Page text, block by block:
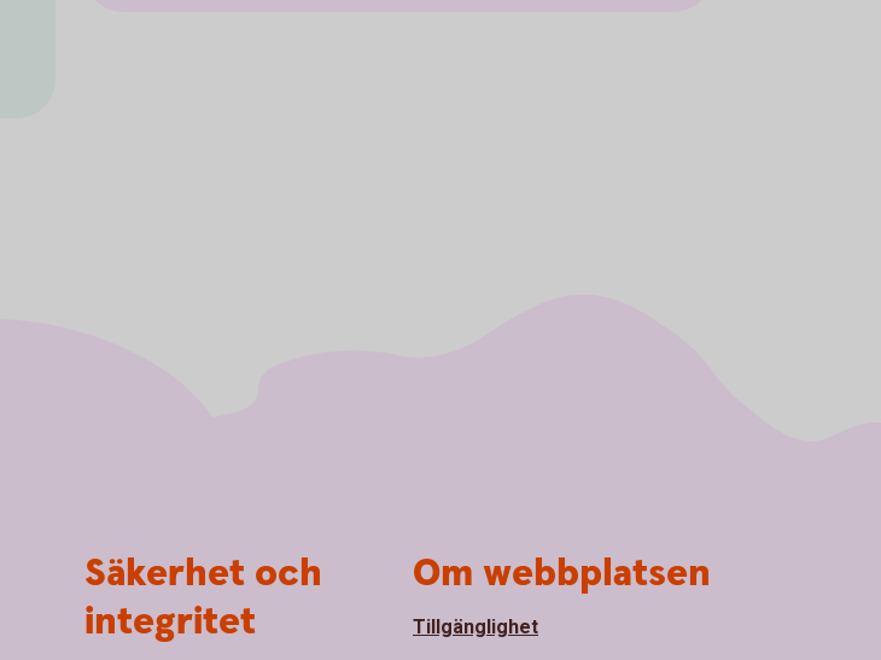
Säkerhet och
integritet
Om webbplatsen
Tillgänglighet